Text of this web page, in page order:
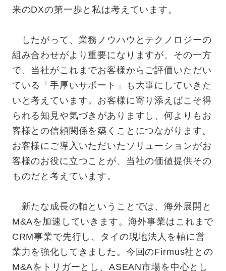
来のDXの第一歩と私は考えています。
したがって、業務ノウハウとテクノロジーの
組み合わせがより重要になりますが、その一方
で、当社がこれまでお客様からご評価いただい
ている「手厚いサポート」も大事にしていきた
いと考えています。お客様に寄り添えばこそ得
られる知見や気づきがありますし、何よりもお
客様との信頼関係を築くことにつながります。
お客様にご導入いただいたソリューションがお
客様のお役に立つことが、当社の価値提供その
ものだと考えています。
新たな成長の軸ということでは、海外展開と
M&Aを加速していきます。海外事業はこれまで
CRM事業で先行し、タイの現地法人を軸に営
業力を強化してきました。今回のFirmus社との
M&Aをトリガーとし、ASEAN市場を中心とし